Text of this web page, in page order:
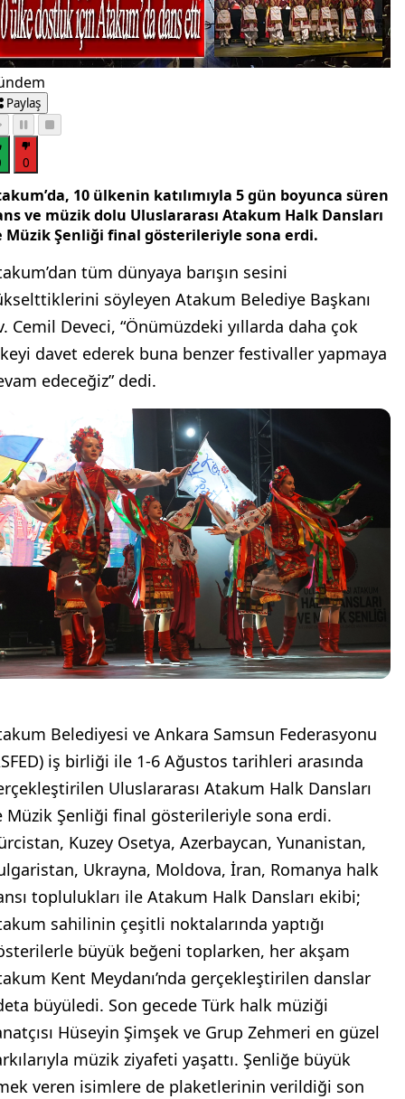
Paylaş
0
10 ülkenin katılımıyla 5 gün boyunca süren
ve müzik dolu Uluslararası Atakum Halk Dansları
Müzik Şenliği final gösterileriyle sona erdi.
tüm dünyaya barışın sesini
söyleyen Atakum Belediye Başkanı
Cemil Deveci, “Önümüzdeki yıllarda daha çok
davet ederek buna benzer festivaller yapmaya
edeceğiz” dedi.
Belediyesi ve Ankara Samsun Federasyonu
iş birliği ile 1-6 Ağustos tarihleri arasında
Uluslararası Atakum Halk Dansları
Müzik Şenliği final gösterileriyle sona erdi.
Kuzey Osetya, Azerbaycan, Yunanistan,
Ukrayna, Moldova, İran, Romanya halk
toplulukları ile Atakum Halk Dansları ekibi;
sahilinin çeşitli noktalarında yaptığı
büyük beğeni toplarken, her akşam
Kent Meydanı’nda gerçekleştirilen danslar
büyüledi. Son gecede Türk halk müziği
Hüseyin Şimşek ve Grup Zehmeri en güzel
müzik ziyafeti yaşattı. Şenliğe büyük
veren isimlere de plaketlerinin verildiği son